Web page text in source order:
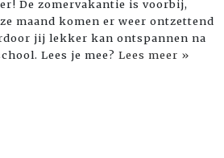
De zomervakantie is voorbij,
maand komen er weer ontzettend
jij lekker kan ontspannen na
Lees je mee? Lees meer »